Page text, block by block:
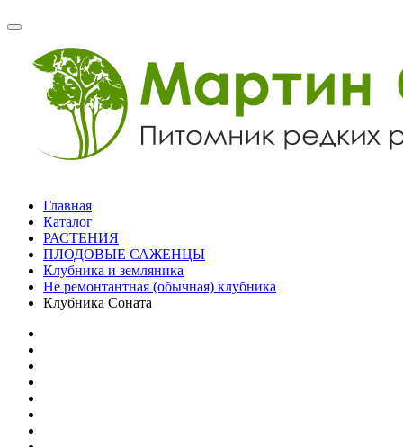
Главная
Каталог
РАСТЕНИЯ
ПЛОДОВЫЕ САЖЕНЦЫ
Клубника и земляника
Не ремонтантная (обычная) клубника
Клубника Соната